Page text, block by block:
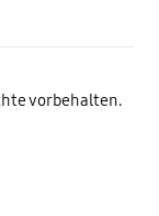
vorbehalten.